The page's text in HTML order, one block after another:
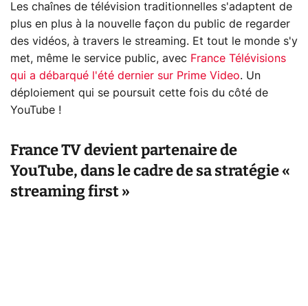
Les chaînes de télévision traditionnelles s'adaptent de
plus en plus à la nouvelle façon du public de regarder
des vidéos, à travers le streaming. Et tout le monde s'y
met, même le service public, avec France Télévisions
qui a débarqué l'été dernier sur Prime Video. Un
déploiement qui se poursuit cette fois du côté de
YouTube !
France TV devient partenaire de
YouTube, dans le cadre de sa stratégie «
streaming first »